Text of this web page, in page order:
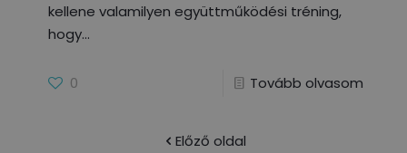
kellene valamilyen együttműködési tréning,
hogy
0 Tovább olvasom
Előző oldal